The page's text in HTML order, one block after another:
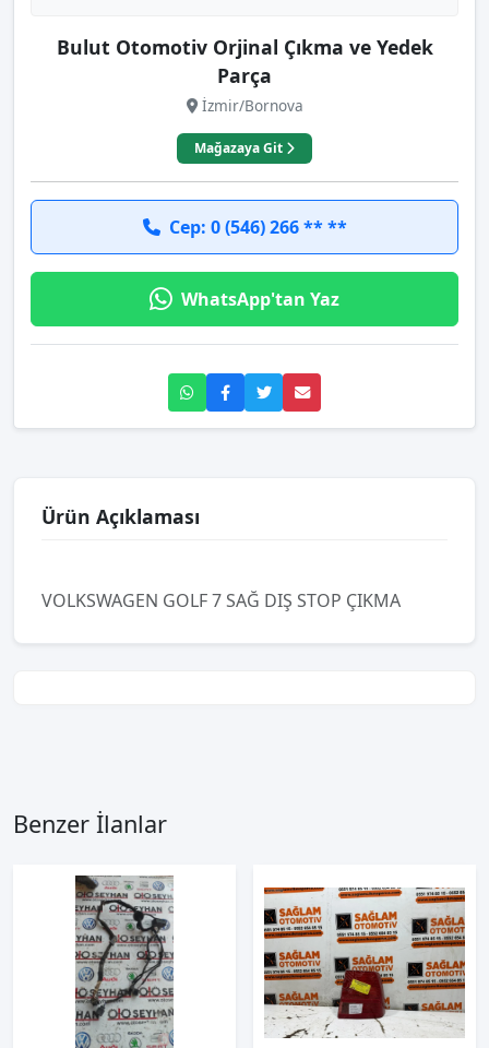
Bulut Otomotiv Orjinal Çıkma ve Yedek
Parça
İzmir/Bornova
Mağazaya Git
Cep: 0 (546) 266 ** **
WhatsApp'tan Yaz
Ürün Açıklaması
VOLKSWAGEN GOLF 7 SAĞ DIŞ STOP ÇIKMA
Benzer İlanlar